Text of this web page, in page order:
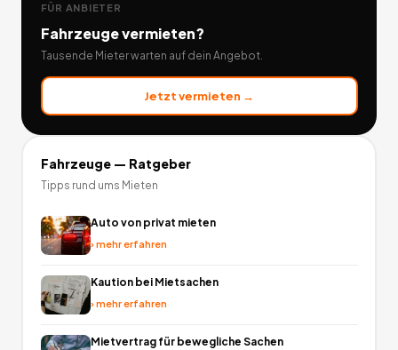
FÜR ANBIETER
Fahrzeugevermieten?
Tausende Mieter warten auf dein Angebot.
Jetzt vermieten →
Fahrzeuge— Ratgeber
Tipps rund ums Mieten
Auto von privat mieten
›mehr erfahren
Kaution bei Mietsachen
›mehr erfahren
Mietvertrag für bewegliche Sachen